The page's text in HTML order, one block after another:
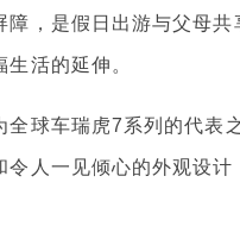
障，是假日出游与父母
生活的延伸。
车瑞虎7系列的代表之
令人一见倾心的外观设